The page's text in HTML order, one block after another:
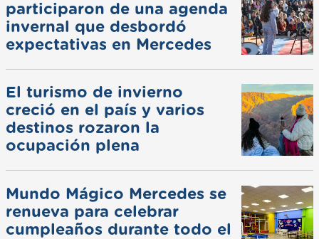
participaron de una agenda
invernal que desbordó
expectativas en Mercedes
El turismo de invierno
creció en el país y varios
destinos rozaron la
ocupación plena
Mundo Mágico Mercedes se
renueva para celebrar
cumpleaños durante todo el